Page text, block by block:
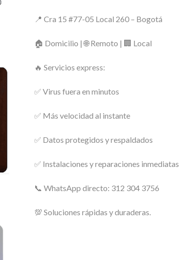
📍 Cra 15 #77-05 Local 260 – Bogotá
🏠 Domicilio | 🌐 Remoto | 🏢 Local
🔥 Servicios express:
✅ Virus fuera en minutos
✅ Más velocidad al instante
✅ Datos protegidos y respaldados
✅ Instalaciones y reparaciones inmediatas
📞 WhatsApp directo: 312 304 3756
💯 Soluciones rápidas y duraderas.